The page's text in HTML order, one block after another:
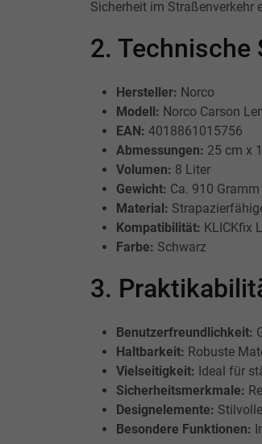
Sicherheit im Straßenverkehr
2. Technische
Hersteller: Norco
Modell: Norco Carson
EAN: 4018861015756
Abmessungen: 25 cm x
Volumen: 8 Liter
Gewicht: Ca. 910 Gramm
Material:
Kompatibilität: KLICKfix
Farbe: Schwarz
3.
Benutzerfreundlichkeit:
Haltbarkeit: Robuste
Vielseitigkeit: Ideal für
Sicherheitsmerkmale:
Designelemente:
Besondere Funktionen: